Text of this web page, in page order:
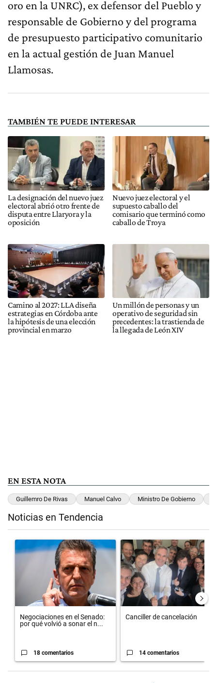
oro en la UNRC), ex defensor del Pueblo y
responsable de Gobierno y del programa
de presupuesto participativo comunitario
en la actual gestión de Juan Manuel
Llamosas.
TAMBIÉN TE PUEDE INTERESAR
La designación del nuevo juez
electoral abrió otro frente de
disputa entre Llaryora y la
oposición
Nuevo juez electoral y el
supuesto caballo del
comisario que terminó como
caballo de Troya
Camino al 2027: LLA diseña
estrategias en Córdoba ante
la hipótesis de una elección
provincial en marzo
Un millón de personas y un
operativo de seguridad sin
precedentes: la trastienda de
la llegada de León XIV
EN ESTA NOTA
Guillemro De Rivas Manuel Calvo Ministro De Gobierno
Noticias en Tendencia
Un artículo de tendencia con el título "Negociaciones en el
Negociaciones en el Senado:
por qué volvió a sonar el n...
18 comentarios
Un artículo de tendencia con el
Canciller de cancelación
14 comentarios